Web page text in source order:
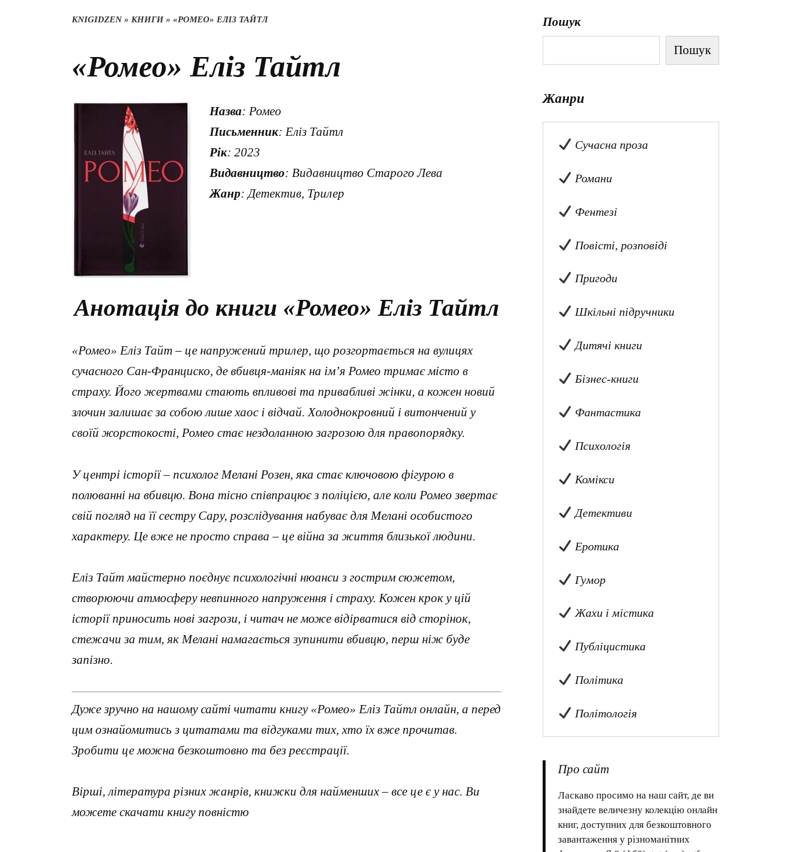
KNIGIDZEN» КНИГИ » «РОМЕО» ЕЛІЗ ТАЙТЛ
«Ромео» Еліз Тайтл
Назва: Ромео
Письменник: Еліз Тайтл
Рік: 2023
Видавництво: Видавництво Старого Лева
Жанр: Детектив, Трилер
Анотація до книги «Ромео» Еліз Тайтл
«Ромео» Еліз Тайт – це напружений трилер, що розгортається на вулицях
сучасного Сан-Франциско, де вбивця-маніяк на ім’я Ромео тримає місто в
страху. Його жертвами стають впливові та привабливі жінки, а кожен новий
злочин залишає за собою лише хаос і відчай. Холоднокровний і витончений у
своїй жорстокості, Ромео стає нездоланною загрозою для правопорядку.
У центрі історії – психолог Мелані Розен, яка стає ключовою фігурою в
полюванні на вбивцю. Вона тісно співпрацює з поліцією, але коли Ромео звертає
свій погляд на її сестру Сару, розслідування набуває для Мелані особистого
характеру. Це вже не просто справа – це війна за життя близької людини.
Еліз Тайт майстерно поєднує психологічні нюанси з гострим сюжетом,
створюючи атмосферу невпинного напруження і страху. Кожен крок у цій
історії приносить нові загрози, і читач не може відірватися від сторінок,
стежачи за тим, як Мелані намагається зупинити вбивцю, перш ніж буде
запізно.
Дуже зручно на нашому сайті читати книгу «Ромео» Еліз Тайтл онлайн, а перед
цим ознайомитись з цитатами та відгуками тих, хто їх вже прочитав.
Зробити це можна безкоштовно та без реєстрації.
Вірші, література різних жанрів, книжки для найменших – все це є у нас. Ви
можете скачати книгу повністю
Пошук
Пошук
Жанри
Сучасна проза
Романи
Фентезі
Повісті, розповіді
Пригоди
Шкільні підручники
Дитячі книги
Бізнес-книги
Фантастика
Психологія
Комікси
Детективи
Еротика
Гумор
Жахи і містика
Публіцистика
Політика
Політологія
Про сайт
Ласкаво просимо на наш сайт, де ви
знайдете величезну колекцію онлайн
книг, доступних для безкоштовного
завантаження у різноманітних